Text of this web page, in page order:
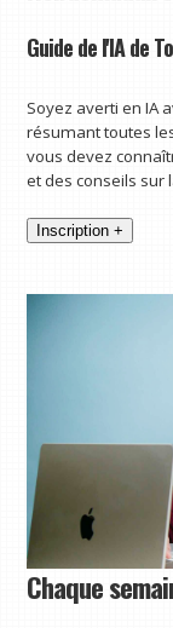
Guide de l'IA de
Soyez averti en IA
résumant toutes
vous devez
et des conseils sur
Inscription +
Chaque